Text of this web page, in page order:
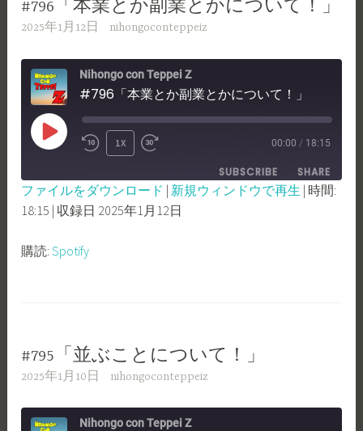
#796「本業とか副業とかについて！」
2025年1月12日 nihongoconteppeiz
Nihongo con Teppei Z
#796「本業とか副業とかについて！」
PLAY
REWIND
10
SECONDS
1X
FAST
FORWARD
30
00:00 / 18:15
SUBSCRIBE SHARE
Spotify
RSS FEED
SHARE
LINK
ファイルをダウンロード | 新規ウィンドウで再生 | 時間:
18:15 | 収録日 2025年1月12日
購読:Spotify
#795「並ぶことについて！」
2025年1月10日 nihongoconteppeiz
Nihongo con Teppei Z